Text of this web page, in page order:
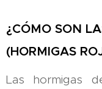
¿CÓMO SON
(HORMIGAS
Las hormigas